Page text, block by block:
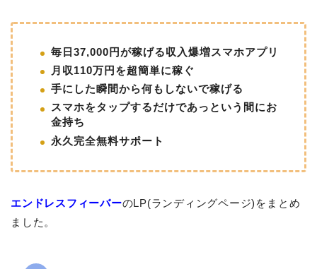
毎日37,000円が稼げる収入爆増スマホアプリ
月収110万円を超簡単に稼ぐ
手にした瞬間から何もしないで稼げる
スマホをタップするだけであっという間にお
金持ち
永久完全無料サポート
エンドレスフィーバーのLP(ランディングページ)をまとめ
ました。